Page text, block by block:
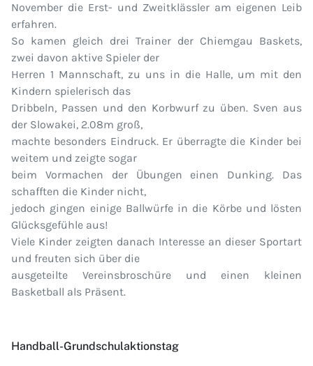
November die Erst- und Zweitklässler am eigenen Leib
erfahren.
So kamen gleich drei Trainer der Chiemgau Baskets,
zwei davon aktive Spieler der
Herren 1 Mannschaft, zu uns in die Halle, um mit den
Kindern spielerisch das
Dribbeln, Passen und den Korbwurf zu üben. Sven aus
der Slowakei, 2.08m groß,
machte besonders Eindruck. Er überragte die Kinder bei
weitem und zeigte sogar
beim Vormachen der Übungen einen Dunking. Das
schafften die Kinder nicht,
jedoch gingen einige Ballwürfe in die Körbe und lösten
Glücksgefühle aus!
Viele Kinder zeigten danach Interesse an dieser Sportart
und freuten sich über die
ausgeteilte Vereinsbroschüre und einen kleinen
Basketball als Präsent.
Handball-Grundschulaktionstag